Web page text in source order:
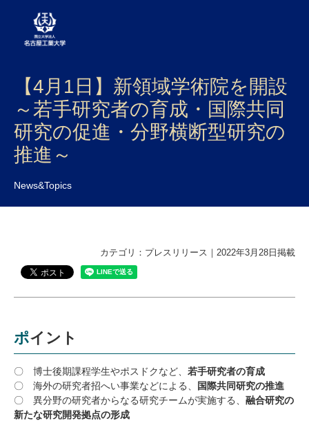
大学案内
学部・大学院・センター
入試
研究・産学官連携
国際交流
受験生
卒業生
企業・研究者
地域・一般
寄附のお願い
アクセス
キャンパスマップ
【4月1日】新領域学術院を開設
～若手研究者の育成・国際共同
研究の促進・分野横断型研究の
推進～
News&Topics
カテゴリ：プレスリリース｜2022年3月28日掲載
ポイント
〇 博士後期課程学生やポスドクなど、 若手研究者の育成
〇 海外の研究者招へい事業などによる、
国際共同研究の推進
〇 異分野の研究者からなる研究チームが実施する、 融合研究の
新たな研究開発拠点の形成